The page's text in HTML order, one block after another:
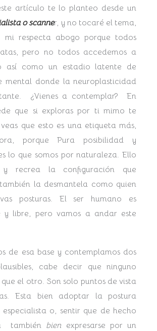
artículo te lo planteo desde un
o scanner, y no tocaré el tema,
respecta abogo porque todos
pero no todos accedemos a
así como un estadio latente de
mental donde la neuroplasticidad
¿Vienes a contemplar? En
que si exploras por ti mimo te
que esto es una etiqueta más,
porque Pura posibilidad y
lo que somos por naturaleza. Ello
y recrea la configuración que
la desmantela como quien
posturas. El ser humano es
y libre, pero vamos a andar este
de esa base y contemplamos dos
cabe decir que ninguno
el otro. Son solo puntos de vista
Esta bien adoptar la postura
o, sentir que de hecho
también bien expresarse por un